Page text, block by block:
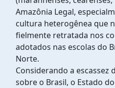
Amazônia Legal,
cultura heterogênea que
fielmente retratada nos
adotados nas escolas do
Norte.
Considerando a escassez
sobre o Brasil, o Estado